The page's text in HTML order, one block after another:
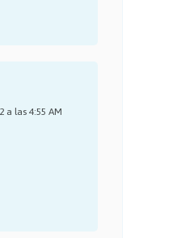
a las 4:55 AM